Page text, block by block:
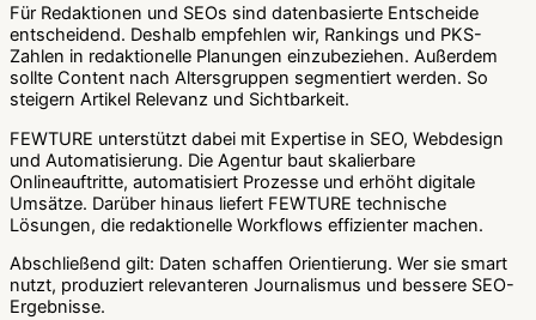
Für Redaktionen und SEOs sind datenbasierte Entscheide
entscheidend. Deshalb empfehlen wir, Rankings und PKS-
Zahlen in redaktionelle Planungen einzubeziehen. Außerdem
sollte Content nach Altersgruppen segmentiert werden. So
steigern Artikel Relevanz und Sichtbarkeit.
FEWTURE unterstützt dabei mit Expertise in SEO, Webdesign
und Automatisierung. Die Agentur baut skalierbare
Onlineauftritte, automatisiert Prozesse und erhöht digitale
Umsätze. Darüber hinaus liefert FEWTURE technische
Lösungen, die redaktionelle Workflows effizienter machen.
Abschließend gilt: Daten schaffen Orientierung. Wer sie smart
nutzt, produziert relevanteren Journalismus und bessere SEO-
Ergebnisse.